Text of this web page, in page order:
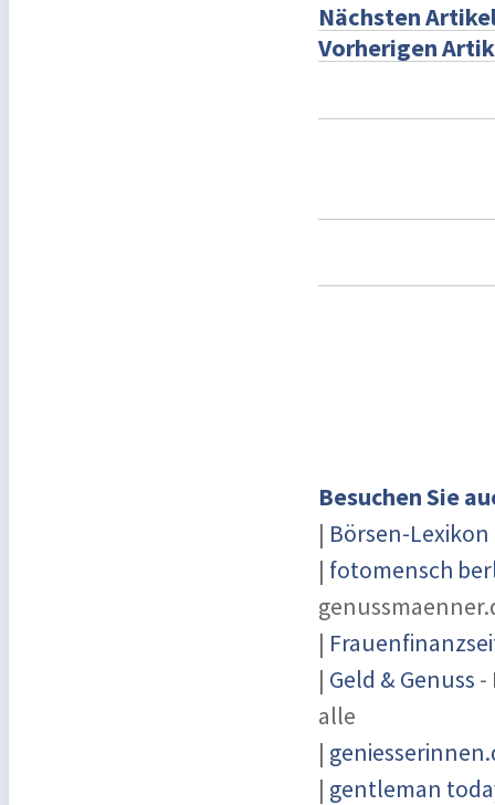
Nächsten
Vorherigen
Besuchen Sie
| Börsen-Lexikon
| fotomensch
|
| Geld & Genuss -
alle
|
| gentleman